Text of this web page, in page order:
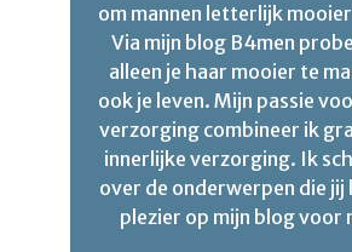
om mannen letterlijk
Via mijn blog B4men
alleen je haar mooier te
ook je leven. Mijn passie
verzorging combineer ik
innerlijke verzorging. Ik
over de onderwerpen die jij
plezier op mijn blog voor